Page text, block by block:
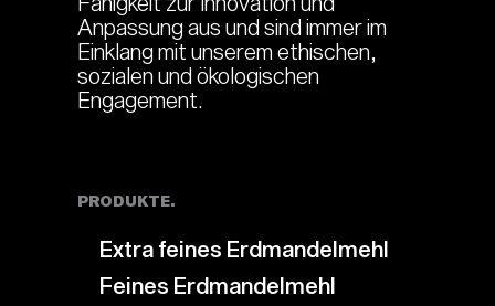
Anpassung aus und sind immer im
Einklang mit unserem ethischen,
sozialen und ökologischen
Engagement.
PRODUKTE.
Extra feines Erdmandelmehl
Feines Erdmandelmehl